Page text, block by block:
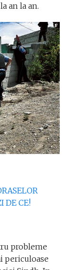
an la an.
DE CE!
probleme
periculoase